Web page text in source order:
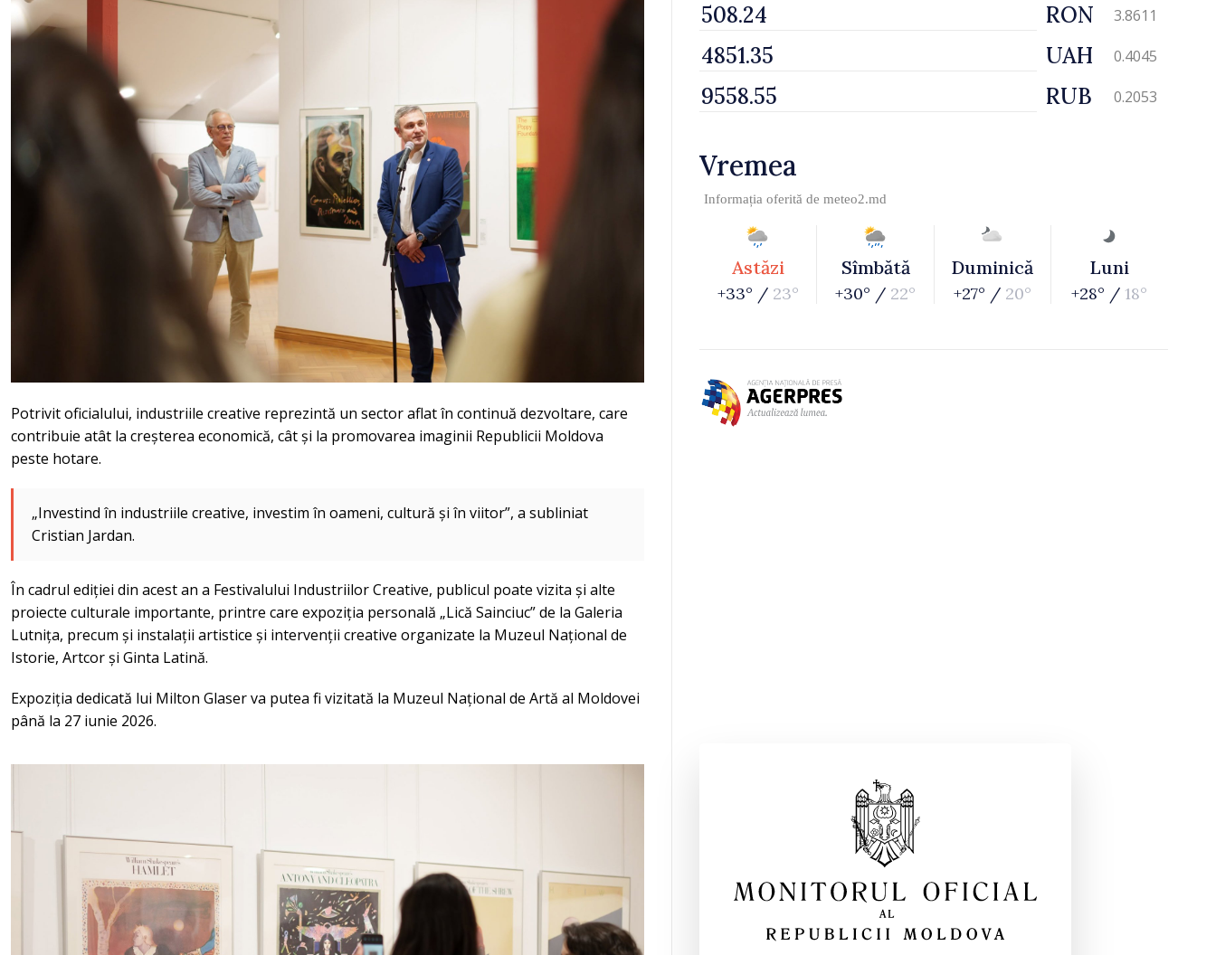
Potrivit oficialului, industriile creative reprezintă un sector aflat în continuă dezvoltare, care
contribuie atât la creșterea economică, cât și la promovarea imaginii Republicii Moldova
peste hotare.
„Investind în industriile creative, investim în oameni, cultură și în viitor”, a subliniat
Cristian Jardan.
În cadrul ediției din acest an a Festivalului Industriilor Creative, publicul poate vizita și alte
proiecte culturale importante, printre care expoziția personală „Lică Sainciuc” de la Galeria
Lutnița, precum și instalații artistice și intervenții creative organizate la Muzeul Național de
Istorie, Artcor și Ginta Latină.
Expoziția dedicată lui Milton Glaser va putea fi vizitată la Muzeul Național de Artă al Moldovei
până la 27 iunie 2026.
RON 3.8611
UAH 0.4045
RUB 0.2053
Vremea
Informația oferită de meteo2.md
Astăzi
+33° / 23°
Sîmbătă
+30° / 22°
Duminică
+27° / 20°
Luni
+28° / 18°